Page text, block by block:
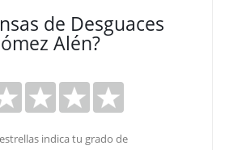
de Desguaces
Alén?
indica tu grado de